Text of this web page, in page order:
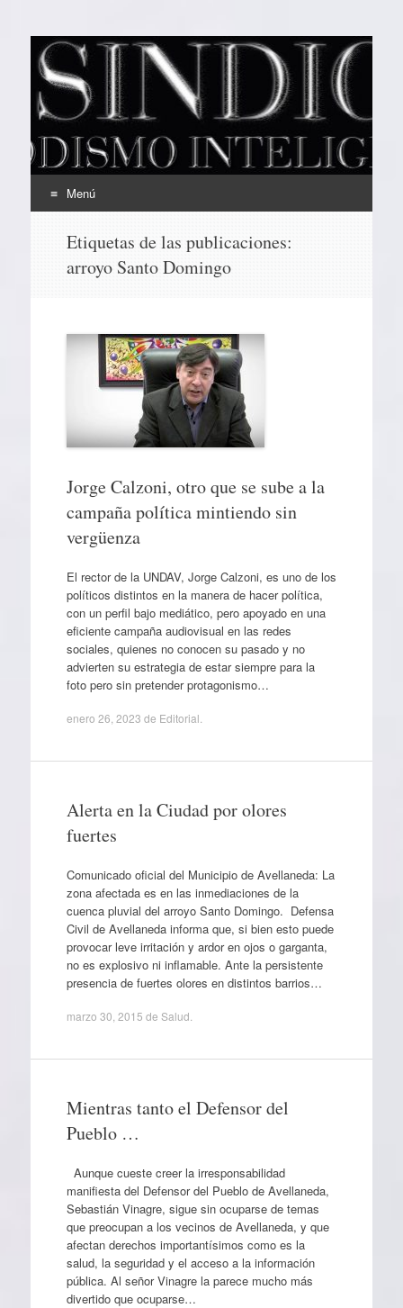
EL SINDICAL
Periodismo Inteligente
Menú
contenido
Etiquetas de las publicaciones:
arroyo Santo Domingo
Jorge Calzoni, otro que se sube a la
campaña política mintiendo sin
vergüenza
El rector de la UNDAV, Jorge Calzoni, es uno de los
políticos distintos en la manera de hacer política,
con un perfil bajo mediático, pero apoyado en una
eficiente campaña audiovisual en las redes
sociales, quienes no conocen su pasado y no
advierten su estrategia de estar siempre para la
foto pero sin pretender protagonismo…
enero 26, 2023 de Editorial
Alerta en la Ciudad por olores
fuertes
Comunicado oficial del Municipio de Avellaneda: La
zona afectada es en las inmediaciones de la
cuenca pluvial del arroyo Santo Domingo. Defensa
Civil de Avellaneda informa que, si bien esto puede
provocar leve irritación y ardor en ojos o garganta,
no es explosivo ni inflamable. Ante la persistente
presencia de fuertes olores en distintos barrios…
marzo 30, 2015 de Salud
Mientras tanto el Defensor del
Pueblo …
Aunque cueste creer la irresponsabilidad
manifiesta del Defensor del Pueblo de Avellaneda,
Sebastián Vinagre, sigue sin ocuparse de temas
que preocupan a los vecinos de Avellaneda, y que
afectan derechos importantísimos como es la
salud, la seguridad y el acceso a la información
pública. Al señor Vinagre la parece mucho más
divertido que ocuparse…